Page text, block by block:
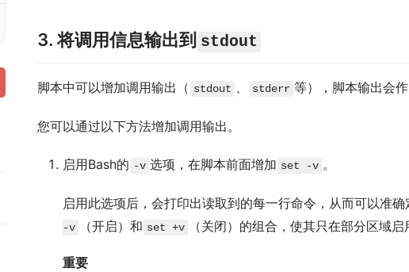
3. 将调用信息输出到 stdout
脚本中可以增加调用输出（ stdout 、 stderr 等），脚本输出会
您可以通过以下方法增加调用输出。
启用Bash的 -v 选项，在脚本前面增加 set -v 。
启用此选项后，会打印出读取到的每一行命令，从而可以准
-v
（开启）和 set +v （关闭）的组合，使其只在部分区域启
重要